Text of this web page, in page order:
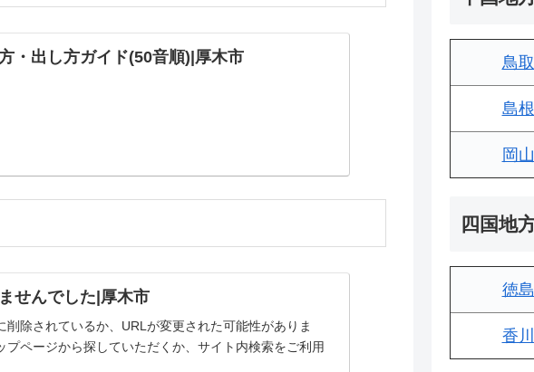
・出し方ガイド(50音順)|厚木市
せんでした|厚木市
削除されているか、URLが変更された可能性がありま
プページから探していただくか、サイト内検索をご利用
鳥
島
岡
四国地
徳
香